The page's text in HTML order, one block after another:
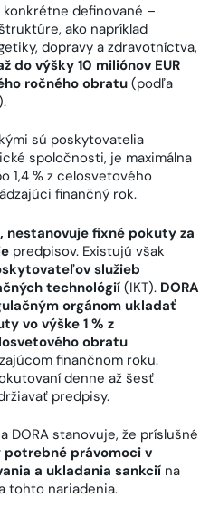
definované –
ako napríklad
dopravy a zdravotníctva,
do výšky 10 miliónov EUR
ročného obratu (podľa
sú poskytovatelia
spoločnosti, je maximálna
1,4 % z celosvetového
finančný rok.
nestanovuje fixné pokuty za
predpisov. Existujú však
služieb
technológií(IKT). DORA
orgánom ukladať
vo výške 1 % z
obratu
finančnom roku.
denne až šesť
predpisy.
DORA stanovuje, že príslušné
právomoci v
a ukladania sankcií na
tohto nariadenia.